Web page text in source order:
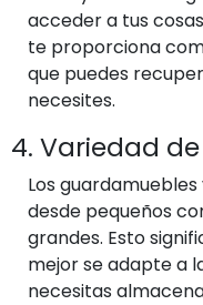
acceder a tus
te proporciona
que puedes
necesites.
4. Variedad
Los
desde pequeños
grandes. Esto
mejor se adapte a
necesitas